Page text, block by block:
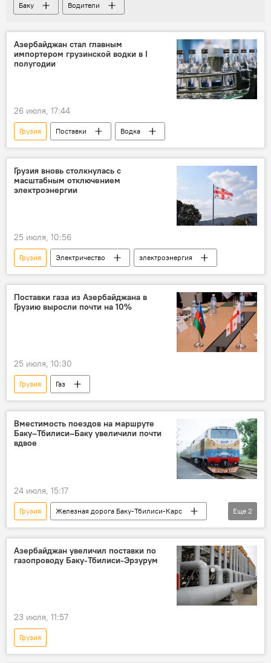
Баку Водители
Азербайджан стал главным
импортером грузинской водки в I
полугодии
26 июля, 17:44
Грузия Поставки Водка
Грузия вновь столкнулась с
масштабным отключением
электроэнергии
25 июля, 10:56
Грузия Электричество электроэнергия
Поставки газа из Азербайджана в
Грузию выросли почти на 10%
25 июля, 10:30
Грузия Газ
Вместимость поездов на маршруте
Баку–Тбилиси–Баку увеличили почти
вдвое
24 июля, 15:17
Грузия
Железная дорога Баку-Тбилиси-Карс
Баку
Тбилиси
Еще 2
Азербайджан увеличил поставки по
газопроводу Баку-Тбилиси-Эрзурум
23 июля, 11:57
Грузия